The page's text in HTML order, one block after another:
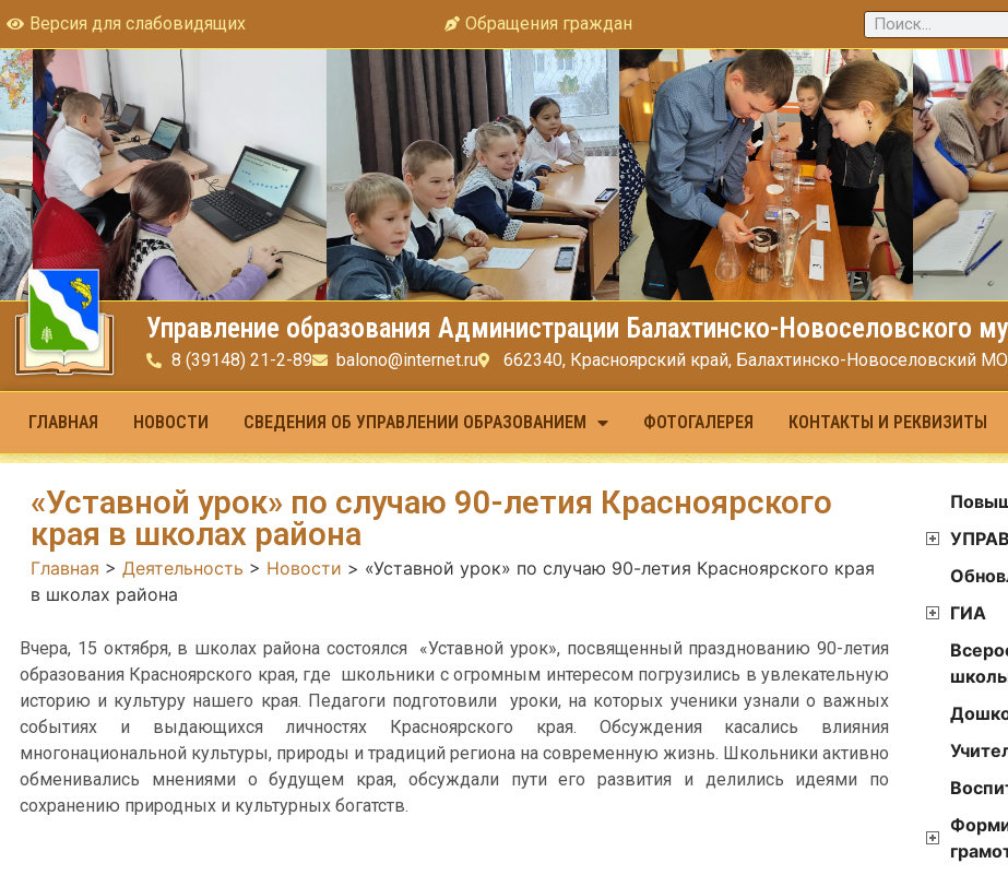
Версия для слабовидящих Обращения граждан
Управление образования Администрации Балахтинско-Новоселовского
8 (39148) 21-2-89 balono@internet.ru 662340, Красноярский край, Балахтинско-Новоселовский
ГЛАВНАЯ НОВОСТИ СВЕДЕНИЯ ОБ УПРАВЛЕНИИ ОБРАЗОВАНИЕМ ФОТОГАЛЕРЕЯ КОНТАКТЫ И РЕКВИЗИТЫ
«Уставной урок» по случаю 90-летия Красноярского
края в школах района
Главная > Деятельность > Новости > «Уставной урок» по случаю 90-летия Красноярского края
в школах района
Вчера, 15 октября, в школах района состоялся «Уставной урок», посвященный празднованию 90-летия
образования Красноярского края, где школьники с огромным интересом погрузились в увлекательную
историю и культуру нашего края. Педагоги подготовили уроки, на которых ученики узнали о важных
событиях и выдающихся личностях Красноярского края. Обсуждения касались влияния
многонациональной культуры, природы и традиций региона на современную жизнь. Школьники активно
обменивались мнениями о будущем края, обсуждали пути его развития и делились идеями по
сохранению природных и культурных богатств.
ГИА